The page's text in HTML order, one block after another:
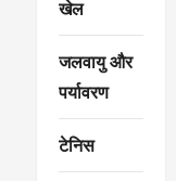
खेल
जलवायु और
पर्यावरण
टेनिस